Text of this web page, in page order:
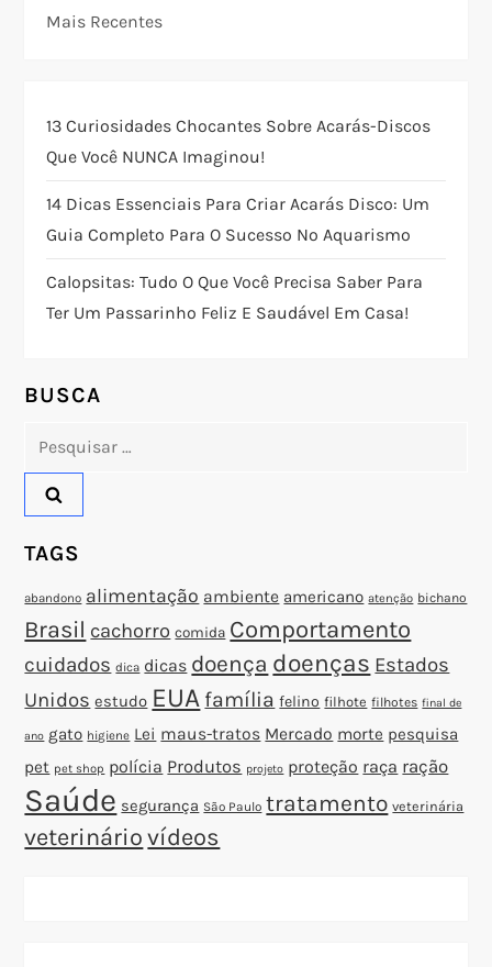
a
ã
o
d
e
o
s
t
Mais Recentes
13 Curiosidades Chocantes Sobre Acarás-Discos
Que Você NUNCA Imaginou!
14 Dicas Essenciais Para Criar Acarás Disco: Um
Guia Completo Para O Sucesso No Aquarismo
Calopsitas: Tudo O Que Você Precisa Saber Para
Ter Um Passarinho Feliz E Saudável Em Casa!
BUSCA
Pesquisar
TAGS
abandono alimentação ambiente americano atenção bichano
Brasil cachorro comida Comportamento
cuidados dica dicas doença doenças Estados
Unidos estudo EUA família felino filhote filhotes final de
ano gato higiene Lei maus-tratos Mercado morte pesquisa
pet pet shop polícia Produtos projeto proteção raça ração
Saúde segurança São Paulo tratamento veterinária
veterinário vídeos